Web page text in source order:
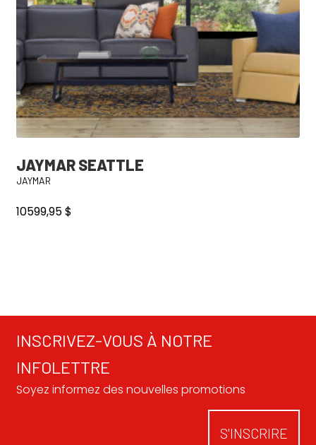
JAYMAR SEATTLE
JAYMAR
10599,95$
INSCRIVEZ-VOUS À NOTRE
INFOLETTRE
Soyez informez des nouvelles promotions
S'INSCRIRE